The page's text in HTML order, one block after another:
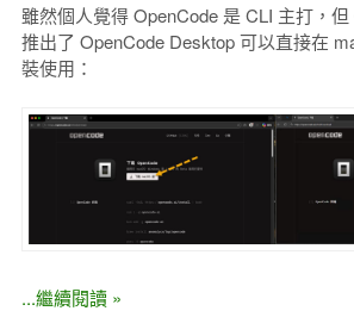
雖然個人覺得 OpenCode 是 CLI 主打，
推出了 OpenCode Desktop 可以直接在
裝使用：
...繼續閱讀 »